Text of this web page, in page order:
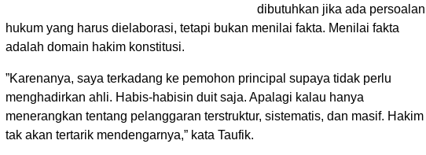
dibutuhkan jika ada persoalan
hukum yang harus dielaborasi, tetapi bukan menilai fakta. Menilai fakta
adalah domain hakim konstitusi.
”Karenanya, saya terkadang ke pemohon principal supaya tidak perlu
menghadirkan ahli. Habis-habisin duit saja. Apalagi kalau hanya
menerangkan tentang pelanggaran terstruktur, sistematis, dan masif. Hakim
tak akan tertarik mendengarnya,” kata Taufik.